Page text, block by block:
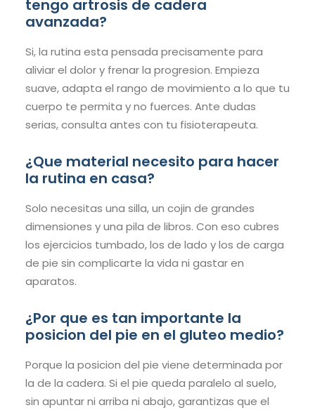
tengo artrosis de cadera
avanzada?
Si, la rutina esta pensada precisamente para
aliviar el dolor y frenar la progresion. Empieza
suave, adapta el rango de movimiento a lo que tu
cuerpo te permita y no fuerces. Ante dudas
serias, consulta antes con tu fisioterapeuta.
¿Que material necesito para hacer
la rutina en casa?
Solo necesitas una silla, un cojin de grandes
dimensiones y una pila de libros. Con eso cubres
los ejercicios tumbado, los de lado y los de carga
de pie sin complicarte la vida ni gastar en
aparatos.
¿Por que es tan importante la
posicion del pie en el gluteo medio?
Porque la posicion del pie viene determinada por
la de la cadera. Si el pie queda paralelo al suelo,
sin apuntar ni arriba ni abajo, garantizas que el